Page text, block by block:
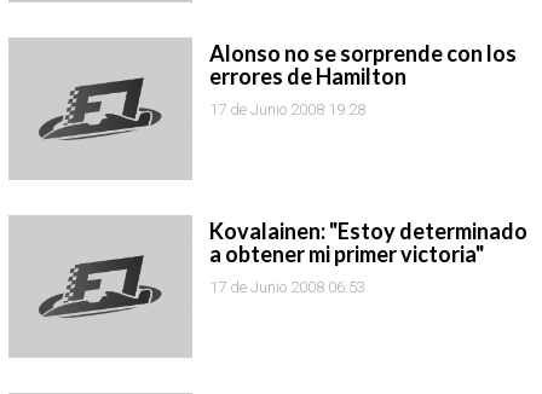
Alonso no se sorprende con los
errores de Hamilton
17 de Junio 2008 19:28
Kovalainen: "Estoy determinado
a obtener mi primer victoria"
17 de Junio 2008 06:53